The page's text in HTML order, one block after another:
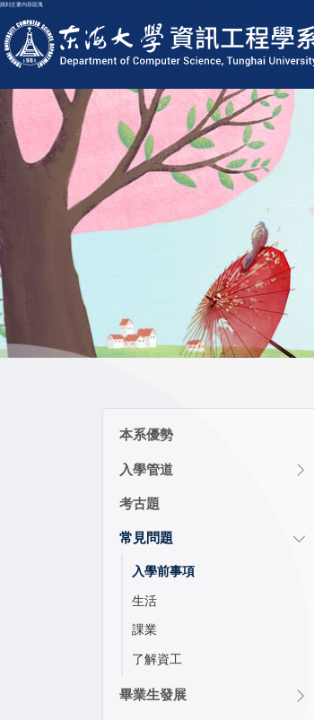
跳到主要內容區塊
東海大學logo
本系優勢
入學管道
考古題
常見問題
入學前事項
生活
課業
了解資工
畢業生發展